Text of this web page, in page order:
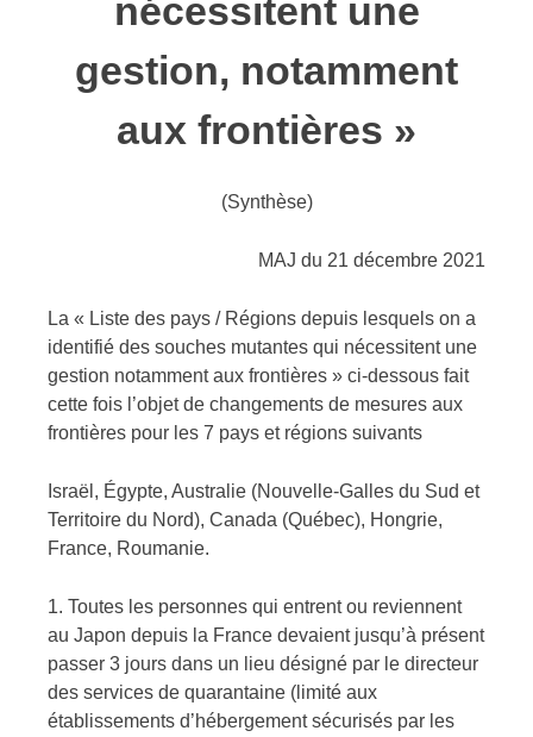
nécessitent une
gestion, notamment
aux frontières »
(Synthèse)
MAJ du 21 décembre 2021
La « Liste des pays / Régions depuis lesquels on a
identifié des souches mutantes qui nécessitent une
gestion notamment aux frontières » ci-dessous fait
cette fois l’objet de changements de mesures aux
frontières pour les 7 pays et régions suivants
Israël, Égypte, Australie (Nouvelle-Galles du Sud et
Territoire du Nord), Canada (Québec), Hongrie,
France, Roumanie.
1. Toutes les personnes qui entrent ou reviennent
au Japon depuis la France devaient jusqu’à présent
passer 3 jours dans un lieu désigné par le directeur
des services de quarantaine (limité aux
établissements d’hébergement sécurisés par les